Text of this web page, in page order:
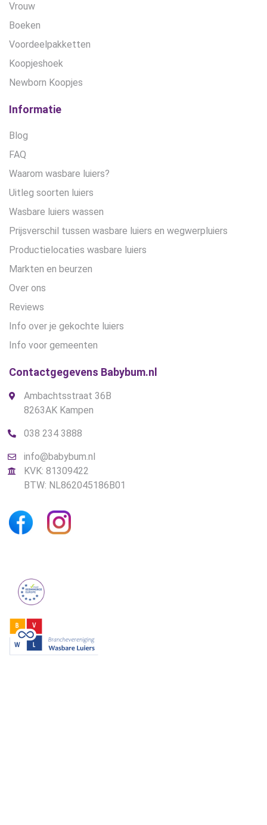
Vrouw
Boeken
Voordeelpakketten
Koopjeshoek
Newborn Koopjes
Informatie
Blog
FAQ
Waarom wasbare luiers?
Uitleg soorten luiers
Wasbare luiers wassen
Prijsverschil tussen wasbare luiers en wegwerpluiers
Productielocaties wasbare luiers
Markten en beurzen
Over ons
Reviews
Info over je gekochte luiers
Info voor gemeenten
Contactgegevens Babybum.nl
Ambachtsstraat 36B
8263AK Kampen
038 234 3888
info@babybum.nl
KVK: 81309422
BTW: NL862045186B01